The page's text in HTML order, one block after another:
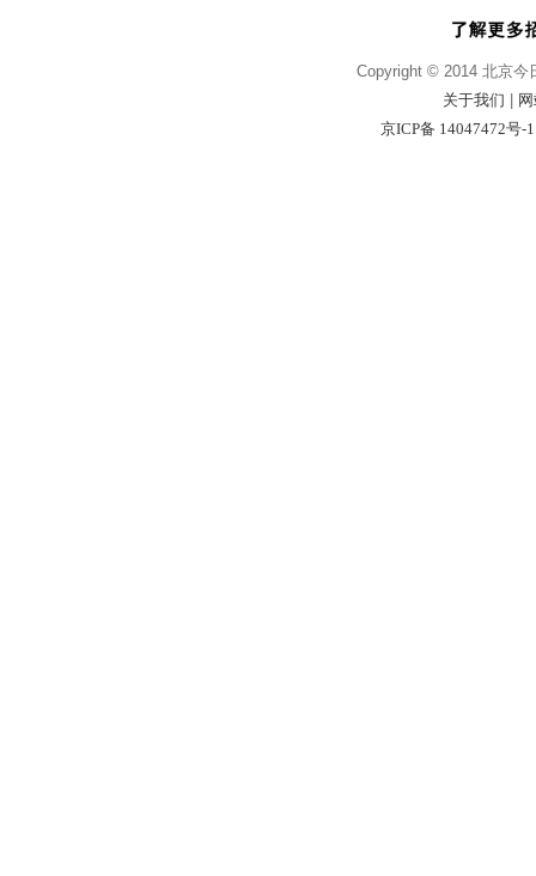
Copyright © 2014 北京今
关于我们
京ICP备 14047472号-